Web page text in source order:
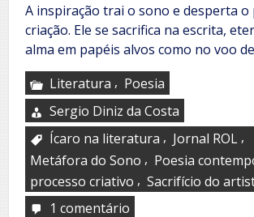
A inspiração trai o sono e desperta o
criação. Ele se sacrifica na escrita,
alma em papéis alvos como no voo
Literatura , Poesia
Sergio Diniz da Costa
Ícaro na literatura , Jornal ROL ,
Metáfora do Sono , Poesia
processo criativo , Sacrifício do
1 comentário